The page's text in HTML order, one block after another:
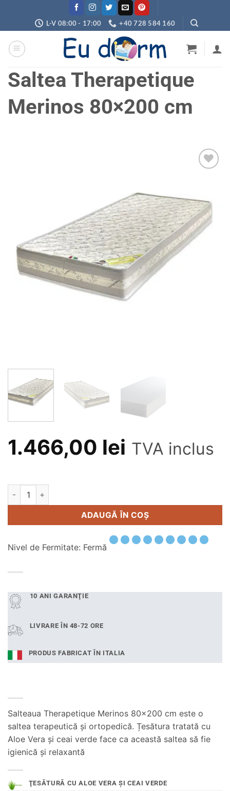
content
L-V 08:00 - 17:00 +40 728 584 160
Saltea Therapetique
Merinos 80×200 cm
wishlist
1.466,00 lei TVA inclus
Cantitate Saltea Therapetique Merinos 80x200 cm
ADAUGĂ ÎN COȘ
Alternative:
Nivel de Fermitate: Fermă
10 ANI GARANŢIE
LIVRARE ÎN 48-72 ORE
PRODUS FABRICAT ÎN ITALIA
Salteaua Therapetique Merinos 80×200 cm este o
saltea terapeutică și ortopedică. Țesătura tratată cu
Aloe Vera și ceai verde face ca această saltea să fie
igienică și relaxantă
ŢESĂTURĂ CU ALOE VERA ŞI CEAI VERDE